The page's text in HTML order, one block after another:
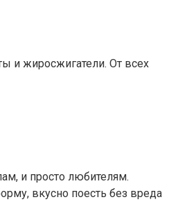
и жиросжигатели. От всех
и просто любителям.
вкусно поесть без вреда